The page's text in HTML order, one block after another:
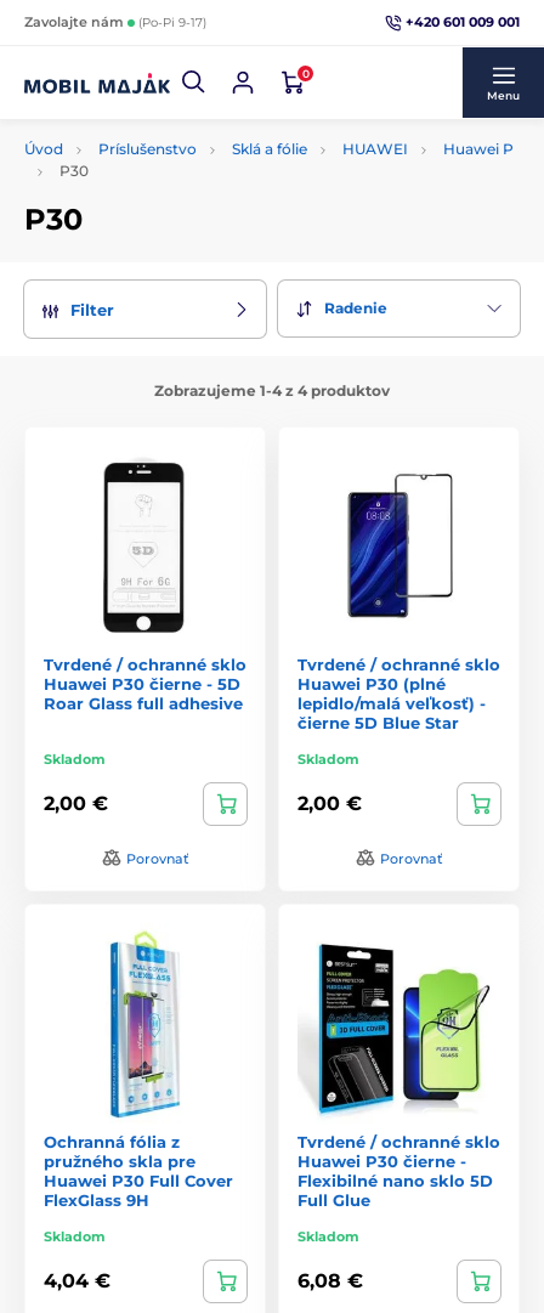
Zavolajte nám (Po-Pi 9-17) +420 601 009 001
0
Menu
Úvod Príslušenstvo Sklá a fólie HUAWEI
Huawei P
P30
P30
Filter Radenie
Zobrazujeme 1-4 z 4 produktov
Tvrdené / ochranné sklo
Huawei P30 čierne - 5D
Roar Glass full adhesive
Skladom
2,00 €
Porovnať
Tvrdené / ochranné sklo
Huawei P30 (plné
lepidlo/malá veľkosť) -
čierne 5D Blue Star
Skladom
2,00 €
Porovnať
Ochranná fólia z
pružného skla pre
Huawei P30 Full Cover
FlexGlass 9H
Skladom
4,04 €
Tvrdené / ochranné sklo
Huawei P30 čierne -
Flexibilné nano sklo 5D
Full Glue
Skladom
6,08 €